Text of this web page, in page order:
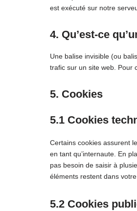
est exécuté sur notre
4. Qu’est-ce
Une balise invisible (ou
trafic sur un site web. Pour
5. Cookies
5.1 Cookies
Certains cookies assurent
en tant qu’internaute. En
pas besoin de saisir à
éléments restent dans
5.2 Cookies